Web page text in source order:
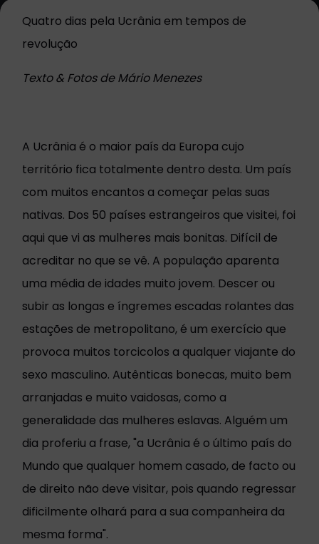
Quatro dias pela Ucrânia em tempos de
revolução
Texto & Fotos de Mário Menezes
A Ucrânia é o maior país da Europa cujo
território fica totalmente dentro desta. Um país
com muitos encantos a começar pelas suas
nativas. Dos 50 países estrangeiros que visitei, foi
aqui que vi as mulheres mais bonitas. Difícil de
acreditar no que se vê. A população aparenta
uma média de idades muito jovem. Descer ou
subir as longas e íngremes escadas rolantes das
estações de metropolitano, é um exercício que
provoca muitos torcicolos a qualquer viajante do
sexo masculino. Autênticas bonecas, muito bem
arranjadas e muito vaidosas, como a
generalidade das mulheres eslavas. Alguém um
dia proferiu a frase, "a Ucrânia é o último país do
Mundo que qualquer homem casado, de facto ou
de direito não deve visitar, pois quando regressar
dificilmente olhará para a sua companheira da
mesma forma".